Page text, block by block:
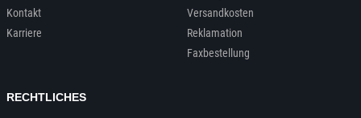
Kontakt
Karriere
Versandkosten
Reklamation
Faxbestellung
RECHTLICHES